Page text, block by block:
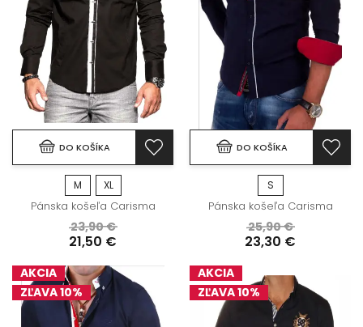
DO KOŠÍKA
M XL
Pánska košeľa Carisma
23,90 €
21,50 €
DO KOŠÍKA
S
Pánska košeľa Carisma
25,90 €
23,30 €
AKCIA
ZĽAVA 10%
AKCIA
ZĽAVA 10%